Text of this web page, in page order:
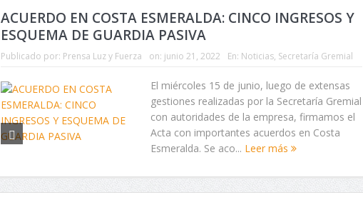
ACUERDO EN COSTA ESMERALDA: CINCO INGRESOS Y
ESQUEMA DE GUARDIA PASIVA
Publicado por: Prensa Luz y Fuerza on: junio 21, 2022 En: Noticias, Secretaría Gremial
El miércoles 15 de junio, luego de extensas
gestiones realizadas por la Secretaría Gremial
con autoridades de la empresa, firmamos el
Acta con importantes acuerdos en Costa
Esmeralda. Se aco... Leer más